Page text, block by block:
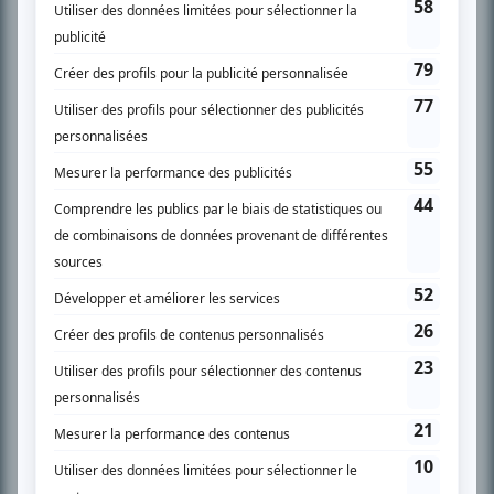
SUR LE RÉSEAU BIZZ MÉDIA
Accueil
Liste des oeuvres
Liste des comédiens
Recherche avancée
À propos
Nous contacter
Termes et conditions
Politique de confidentialité